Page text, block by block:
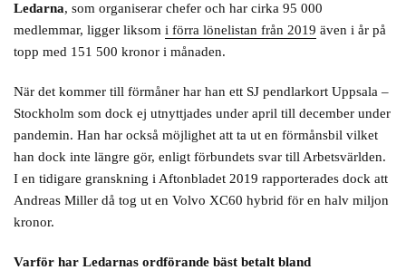
Ledarna, som organiserar chefer och har cirka 95 000
medlemmar, ligger liksom i förra lönelistan från 2019 även i år på
topp med 151 500 kronor i månaden.
När det kommer till förmåner har han ett SJ pendlarkort Uppsala –
Stockholm som dock ej utnyttjades under april till december under
pandemin. Han har också möjlighet att ta ut en förmånsbil vilket
han dock inte längre gör, enligt förbundets svar till Arbetsvärlden.
I en tidigare granskning i Aftonbladet 2019 rapporterades dock att
Andreas Miller då tog ut en Volvo XC60 hybrid för en halv miljon
kronor.
Varför har Ledarnas ordförande bäst betalt bland